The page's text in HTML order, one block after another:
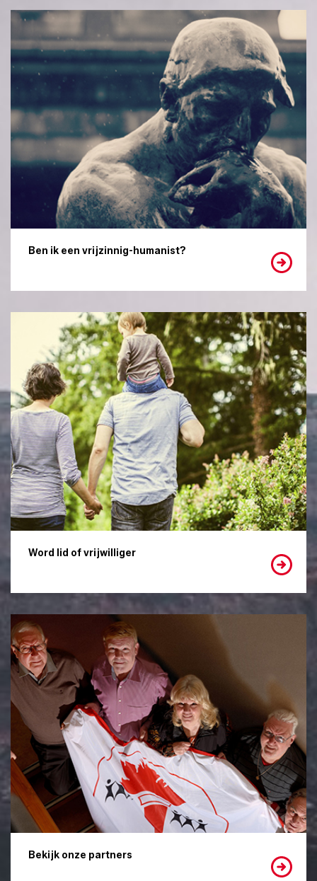
Ben ik een vrijzinnig-humanist?
Word lid of vrijwilliger
Bekijk onze partners